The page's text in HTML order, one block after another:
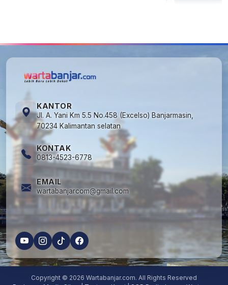
KANTOR
Jl. A. Yani Km 5.5 No.458 (Excelso) Banjarmasin,
70234 Kalimantan selatan
KONTAK
0813-4523-6778
EMAIL
wartabanjarcom@gmail.com
Copyright © 2026 Wartabanjar.com. All Rights Reserved